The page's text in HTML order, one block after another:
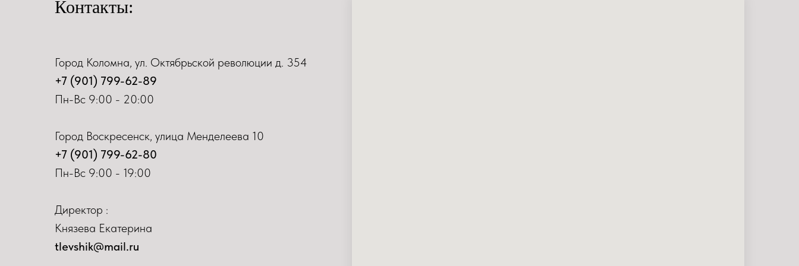
Контакты:
Город Коломна, ул. Октябрьской революции д. 354
+7 (901) 799-62-89
Пн-Вс 9:00 - 20:00
Город Воскресенск, улица Менделеева 10
+7 (901) 799-62-80
Пн-Вс 9:00 - 19:00
Директор :
Князева Екатерина
tlevshik@mail.ru